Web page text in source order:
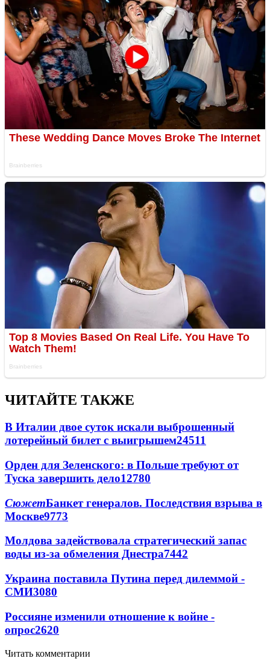
ЧИТАЙТЕ ТАКЖЕ
В Италии двое суток искали выброшенный
лотерейный билет с выигрышем24511
Орден для Зеленского: в Польше требуют от
Туска завершить дело12780
СюжетБанкет генералов. Последствия взрыва в
Москве9773
Молдова задействовала стратегический запас
воды из-за обмеления Днестра7442
Украина поставила Путина перед дилеммой -
СМИ3080
Россияне изменили отношение к войне -
опрос2620
Читать комментарии